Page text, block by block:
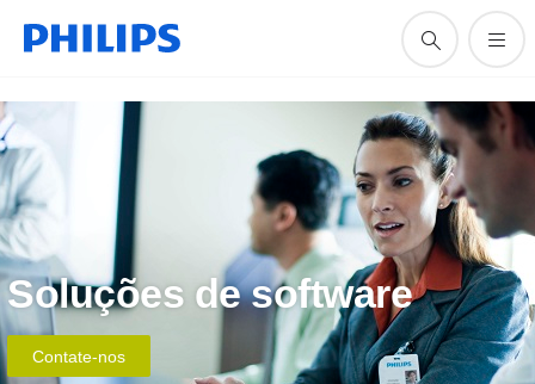
Soluções de software
Contate-nos